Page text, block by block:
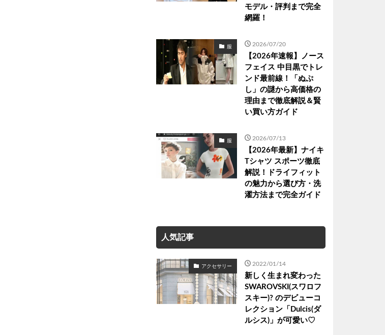
モデル・評判まで完全
網羅！
服 2026/07/20
【2026年速報】ノース
フェイス 中目黒でトレ
ンド最前線！「ぬぷ
し」の謎から高価格の
理由まで徹底解説＆賢
い買い方ガイド
服 2026/07/13
【2026年最新】ナイキ
Tシャツ スポーツ徹底
解説！ドライフィット
の魅力から選び方・洗
濯方法まで完全ガイド
人気記事
アクセサリー 2022/01/14
新しく生まれ変わった
SWAROVSKI(スワロフ
スキー)? のデビューコ
レクション「Dulcis(ダ
ルシス)」が可愛い♡